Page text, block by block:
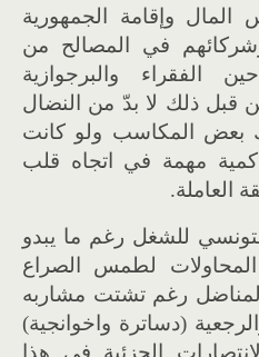
وإقامة الجمهورية
وشركائهم في المصالح من
الفقراء والبرجوازية
قبل ذلك لا بدّ من النضال
بعض المكاسب ولو كانت
مهمة في اتجاه قلب
العاملة.
للشغل رغم ما يبدو
لطمس الصراع
المناضل رغم تشتت مشاربه
(دساترة واخوانجية)
الجزئية في هذا